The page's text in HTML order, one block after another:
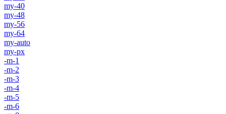
my-40
my-48
my-56
my-64
my-auto
my-px
-m-1
-m-2
-m-3
-m-4
-m-5
-m-6